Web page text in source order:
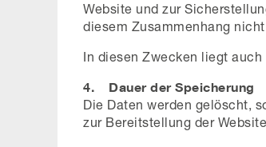
Website und zur
diesem Zusammenhang
In diesen Zwecken liegt
4. Dauer der Speicherung
Die Daten werden gelöscht,
zur Bereitstellung der